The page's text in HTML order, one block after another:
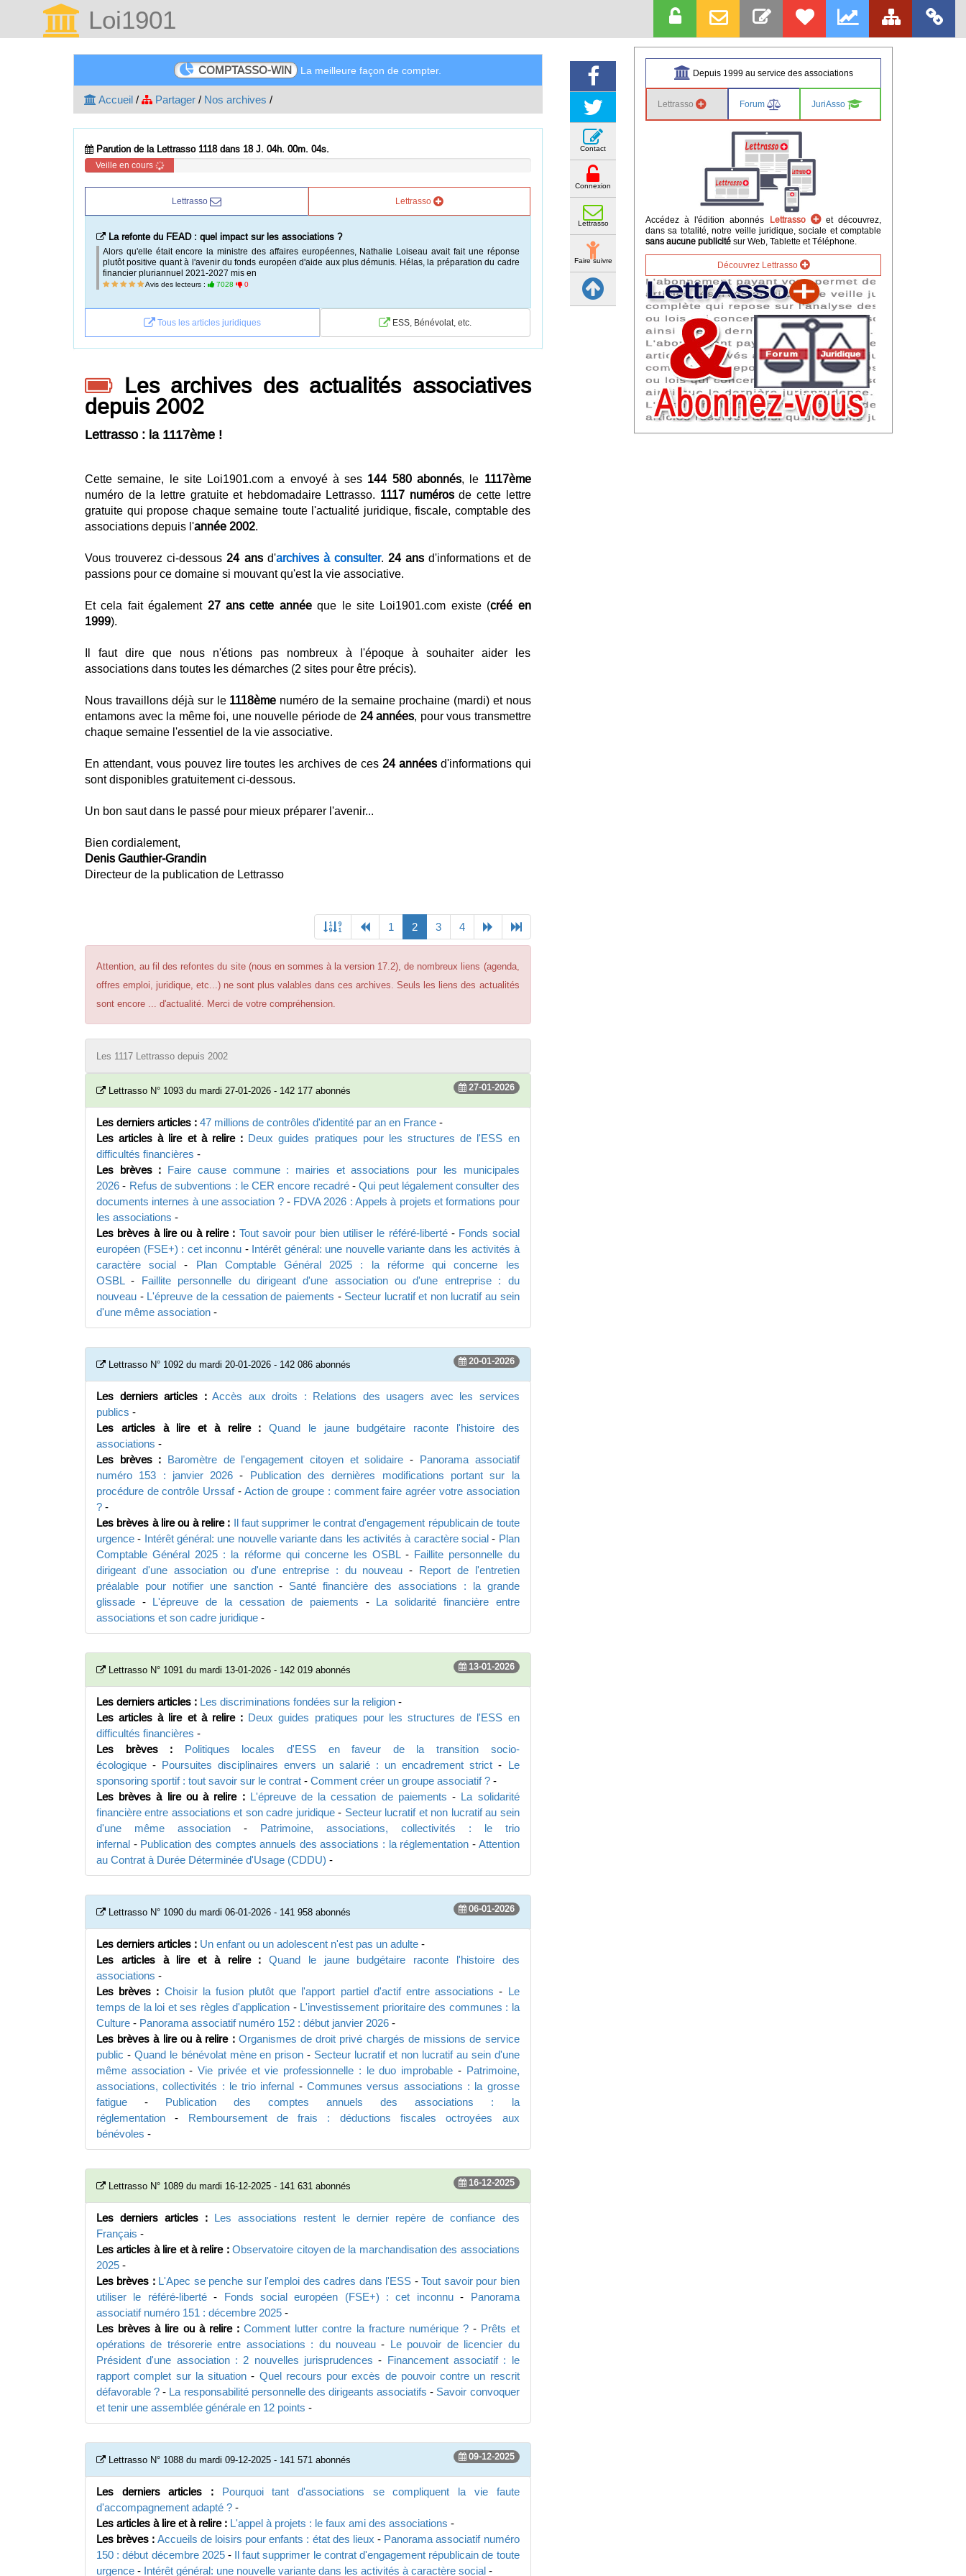
Loi1901
COMPTASSO-WIN La meilleure façon de compter.
Accueil / Partager / Nos archives /
Parution de la Lettrasso 1118 dans 18 J. 04h. 00m. 03s.
Veille en cours
Lettrasso Lettrasso
La refonte du FEAD : quel impact sur les associations ?
Alors qu'elle était encore la ministre des affaires européennes, Nathalie Loiseau avait fait une réponse
plutôt positive quant à l'avenir du fonds européen d'aide aux plus démunis. Hélas, la préparation du cadre
financier pluriannuel 2021-2027 mis en
Avis des lecteurs : 7028 0
Tous les articles juridiques ESS, Bénévolat, etc.
Les archives des actualités associatives
depuis 2002
Lettrasso : la 1117ème !
Cette semaine, le site Loi1901.com a envoyé à ses 144 580 abonnés, le 1117ème
numéro de la lettre gratuite et hebdomadaire Lettrasso. 1117 numérosde cette lettre
gratuite qui propose chaque semaine toute l'actualité juridique, fiscale, comptable des
associations depuis l'année 2002.
Vous trouverez ci-dessous24 ansd'archives à consulter. 24 ans d'informations et de
passions pour ce domaine si mouvant qu'est la vie associative.
Et cela fait également 27 ans cette annéeque le site Loi1901.com existe (créé en
1999).
Il faut dire que nous n'étions pas nombreux à l'époque à souhaiter aider les
associations dans toutes les démarches (2 sites pour être précis).
Nous travaillons déjà sur le 1118ème numéro de la semaine prochaine (mardi) et nous
entamons avec la même foi, une nouvelle période de 24 années, pour vous transmettre
chaque semaine l'essentiel de la vie associative.
En attendant, vous pouvez lire toutes les archives de ces 24 annéesd'informations qui
sont disponibles gratuitement ci-dessous.
Un bon saut dans le passé pour mieux préparer l'avenir...
Bien cordialement,
Denis Gauthier-Grandin
Directeur de la publication de Lettrasso
Previous
1 2(current)
3 4 Next
Attention, au fil des refontes du site (nous en sommes à la version 17.2), de nombreux liens (agenda,
offres emploi, juridique, etc...) ne sont plus valables dans ces archives. Seuls les liens des actualités
sont encore ... d'actualité. Merci de votre compréhension.
Les 1117 Lettrasso depuis 2002
Lettrasso N° 1093 du mardi 27-01-2026 - 142 177 abonnés 27-01-2026
Les derniers articles : 47 millions de contrôles d'identité par an en France -
Les articles à lire et à relire : Deux guides pratiques pour les structures de l'ESS en
difficultés financières -
Les brèves : Faire cause commune : mairies et associations pour les municipales
2026 - Refus de subventions : le CER encore recadré-Qui peut légalement consulter des
documents internes à une association ?- FDVA 2026 : Appels à projets et formations pour
les associations -
Les brèves à lire ou à relire : Tout savoir pour bien utiliser le référé-liberté- Fonds social
européen (FSE+) : cet inconnu - Intérêt général: une nouvelle variante dans les activités à
caractère social - Plan Comptable Général 2025 : la réforme qui concerne les
OSBL- Faillite personnelle du dirigeant d'une association ou d'une entreprise : du
nouveau - L'épreuve de la cessation de paiements - Secteur lucratif et non lucratif au sein
d'une même association -
Lettrasso N° 1092 du mardi 20-01-2026 - 142 086 abonnés 20-01-2026
Les derniers articles : Accès aux droits : Relations des usagers avec les services
publics -
Les articles à lire et à relire :
Quand le jaune budgétaire raconte l'histoire des
associations -
Les brèves : Baromètre de l'engagement citoyen et solidaire - Panorama associatif
numéro 153 : janvier 2026 - Publication des dernières modifications portant sur la
procédure de contrôle Urssaf- Action de groupe : comment faire agréer votre association
? -
Les brèves à lire ou à relire : Il faut supprimer le contrat d'engagement républicain de toute
urgence - Intérêt général: une nouvelle variante dans les activités à caractère social- Plan
Comptable Général 2025 : la réforme qui concerne les OSBL- Faillite personnelle du
dirigeant d'une association ou d'une entreprise : du nouveau - Report de l'entretien
préalable pour notifier une sanction- Santé financière des associations : la grande
glissade - L'épreuve de la cessation de paiements - La solidarité financière entre
associations et son cadre juridique -
Lettrasso N° 1091 du mardi 13-01-2026 - 142 019 abonnés 13-01-2026
Les derniers articles : Les discriminations fondées sur la religion -
Les articles à lire et à relire : Deux guides pratiques pour les structures de l'ESS en
difficultés financières -
Les brèves :
Politiques locales d'ESS en faveur de la transition socio-
écologique - Poursuites disciplinaires envers un salarié : un encadrement strict - Le
sponsoring sportif : tout savoir sur le contrat - Comment créer un groupe associatif ? -
Les brèves à lire ou à relire : L'épreuve de la cessation de paiements - La solidarité
financière entre associations et son cadre juridique- Secteur lucratif et non lucratif au sein
d'une même association- Patrimoine, associations, collectivités : le trio
infernal - Publication des comptes annuels des associations : la réglementation - Attention
au Contrat à Durée Déterminée d'Usage (CDDU) -
Lettrasso N° 1090 du mardi 06-01-2026 - 141 958 abonnés 06-01-2026
Les derniers articles : Un enfant ou un adolescent n'est pas un adulte -
Les articles à lire et à relire :
Quand le jaune budgétaire raconte l'histoire des
associations -
Les brèves : Choisir la fusion plutôt que l'apport partiel d'actif entre associations - Le
temps de la loi et ses règles d'application - L'investissement prioritaire des communes : la
Culture - Panorama associatif numéro 152 : début janvier 2026 -
Les brèves à lire ou à relire : Organismes de droit privé chargés de missions de service
public - Quand le bénévolat mène en prison - Secteur lucratif et non lucratif au sein d'une
même association-Vie privée et vie professionnelle : le duo improbable - Patrimoine,
associations, collectivités : le trio infernal -Communes versus associations : la grosse
fatigue - Publication des comptes annuels des associations : la
réglementation - Remboursement de frais : déductions fiscales octroyées aux
bénévoles -
Lettrasso N° 1089 du mardi 16-12-2025 - 141 631 abonnés 16-12-2025
Les derniers articles : Les associations restent le dernier repère de confiance des
Français -
Les articles à lire et à relire : Observatoire citoyen de la marchandisation des associations
2025 -
Les brèves : L'Apec se penche sur l'emploi des cadres dans l'ESS -Tout savoir pour bien
utiliser le référé-liberté- Fonds social européen (FSE+) : cet inconnu- Panorama
associatif numéro 151 : décembre 2025 -
Les brèves à lire ou à relire : Comment lutter contre la fracture numérique ? - Prêts et
opérations de trésorerie entre associations : du nouveau- Le pouvoir de licencier du
Président d'une association : 2 nouvelles jurisprudences - Financement associatif : le
rapport complet sur la situation - Quel recours pour excès de pouvoir contre un rescrit
défavorable ? - La responsabilité personnelle des dirigeants associatifs - Savoir convoquer
et tenir une assemblée générale en 12 points -
Lettrasso N° 1088 du mardi 09-12-2025 - 141 571 abonnés 09-12-2025
Les derniers articles :
Pourquoi tant d'associations se compliquent la vie faute
d'accompagnement adapté ? -
Les articles à lire et à relire : L'appel à projets : le faux ami des associations -
Les brèves : Accueils de loisirs pour enfants : état des lieux - Panorama associatif numéro
150 : début décembre 2025- Il faut supprimer le contrat d'engagement républicain de toute
urgence - Intérêt général: une nouvelle variante dans les activités à caractère social -
Contact
Connexion
Lettrasso
Faire suivre
Depuis 1999 au service des associations
Lettrasso Forum JuriAsso
Accédez à l'édition abonnés Lettrasso
et découvrez,
dans sa totalité, notre veille juridique, sociale et comptable
sans aucune publicité sur Web, Tablette et Téléphone.
Découvrez Lettrasso